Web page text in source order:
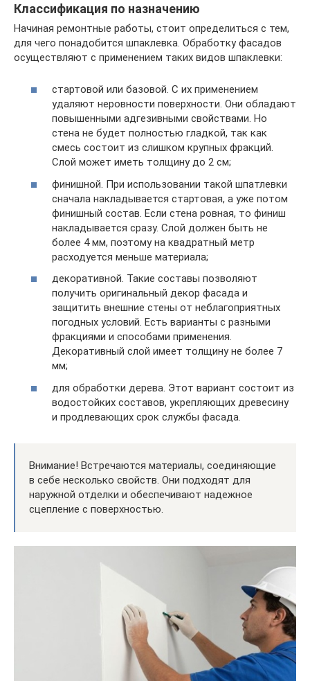
Классификация по назначению
Начиная ремонтные работы, стоит определиться с тем,
для чего понадобится шпаклевка. Обработку фасадов
осуществляют с применением таких видов шпаклевки:
стартовой или базовой. С их применением
удаляют неровности поверхности. Они обладают
повышенными адгезивными свойствами. Но
стена не будет полностью гладкой, так как
смесь состоит из слишком крупных фракций.
Слой может иметь толщину до 2 см;
финишной. При использовании такой шпатлевки
сначала накладывается стартовая, а уже потом
финишный состав. Если стена ровная, то финиш
накладывается сразу. Слой должен быть не
более 4 мм, поэтому на квадратный метр
расходуется меньше материала;
декоративной. Такие составы позволяют
получить оригинальный декор фасада и
защитить внешние стены от неблагоприятных
погодных условий. Есть варианты с разными
фракциями и способами применения.
Декоративный слой имеет толщину не более 7
мм;
для обработки дерева. Этот вариант состоит из
водостойких составов, укрепляющих древесину
и продлевающих срок службы фасада.
Внимание! Встречаются материалы, соединяющие
в себе несколько свойств. Они подходят для
наружной отделки и обеспечивают надежное
сцепление с поверхностью.